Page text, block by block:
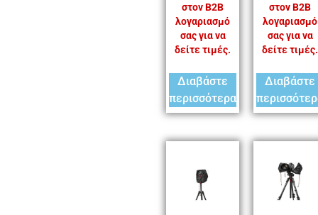
στον B2B
λογαριασμό
σας για να
δείτε τιμές.
Διαβάστε
περισσότερα
στον B2B
λογαριασμό
σας για να
δείτε τιμές.
Διαβάστε